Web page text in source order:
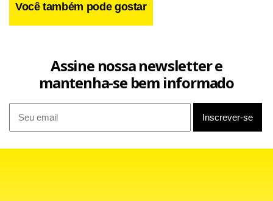
A vitória sobre a República Tcheca também serviu de
‘vingança’ para os alemães sobre os adversários. Vale
lembrar que os tchecos eliminaram a seleção do técnico
Rudi Völler logo na primeira fase da Euro-04, em Portugal,
ao conseguir a vitória de virada por 2 x 1 na terceira partida
Você também pode gostar
Assine nossa newsletter e
mantenha-se bem informado